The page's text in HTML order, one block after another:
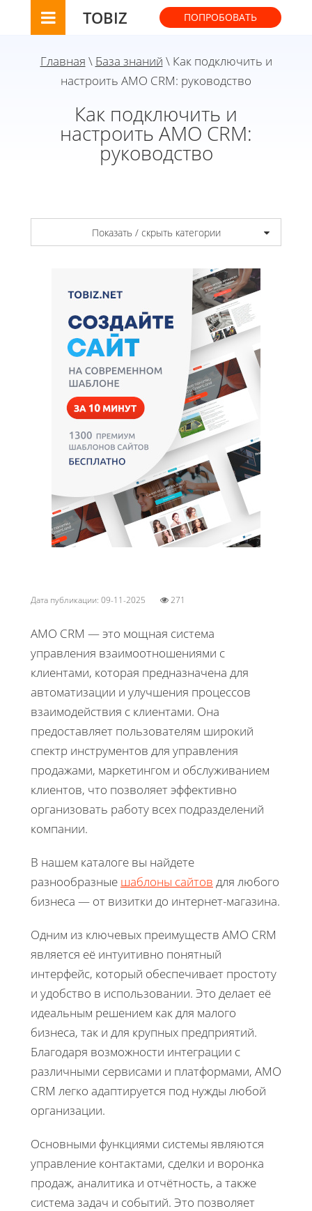
TOBIZ ПОПРОБОВАТЬ
Главная \ База знаний \ Как подключить и
настроить AMO CRM: руководство
Как подключить и
настроить AMO CRM:
руководство
Показать / скрыть категории
Дата публикации: 09-11-2025 271
AMO CRM — это мощная система
управления взаимоотношениями с
клиентами, которая предназначена для
автоматизации и улучшения процессов
взаимодействия с клиентами. Она
предоставляет пользователям широкий
спектр инструментов для управления
продажами, маркетингом и обслуживанием
клиентов, что позволяет эффективно
организовать работу всех подразделений
компании.
В нашем каталоге вы найдете
разнообразные шаблоны сайтов для любого
бизнеса — от визитки до интернет-магазина.
Одним из ключевых преимуществ AMO CRM
является её интуитивно понятный
интерфейс, который обеспечивает простоту
и удобство в использовании. Это делает её
идеальным решением как для малого
бизнеса, так и для крупных предприятий.
Благодаря возможности интеграции с
различными сервисами и платформами, AMO
CRM легко адаптируется под нужды любой
организации.
Основными функциями системы являются
управление контактами, сделки и воронка
продаж, аналитика и отчётность, а также
система задач и событий. Это позволяет